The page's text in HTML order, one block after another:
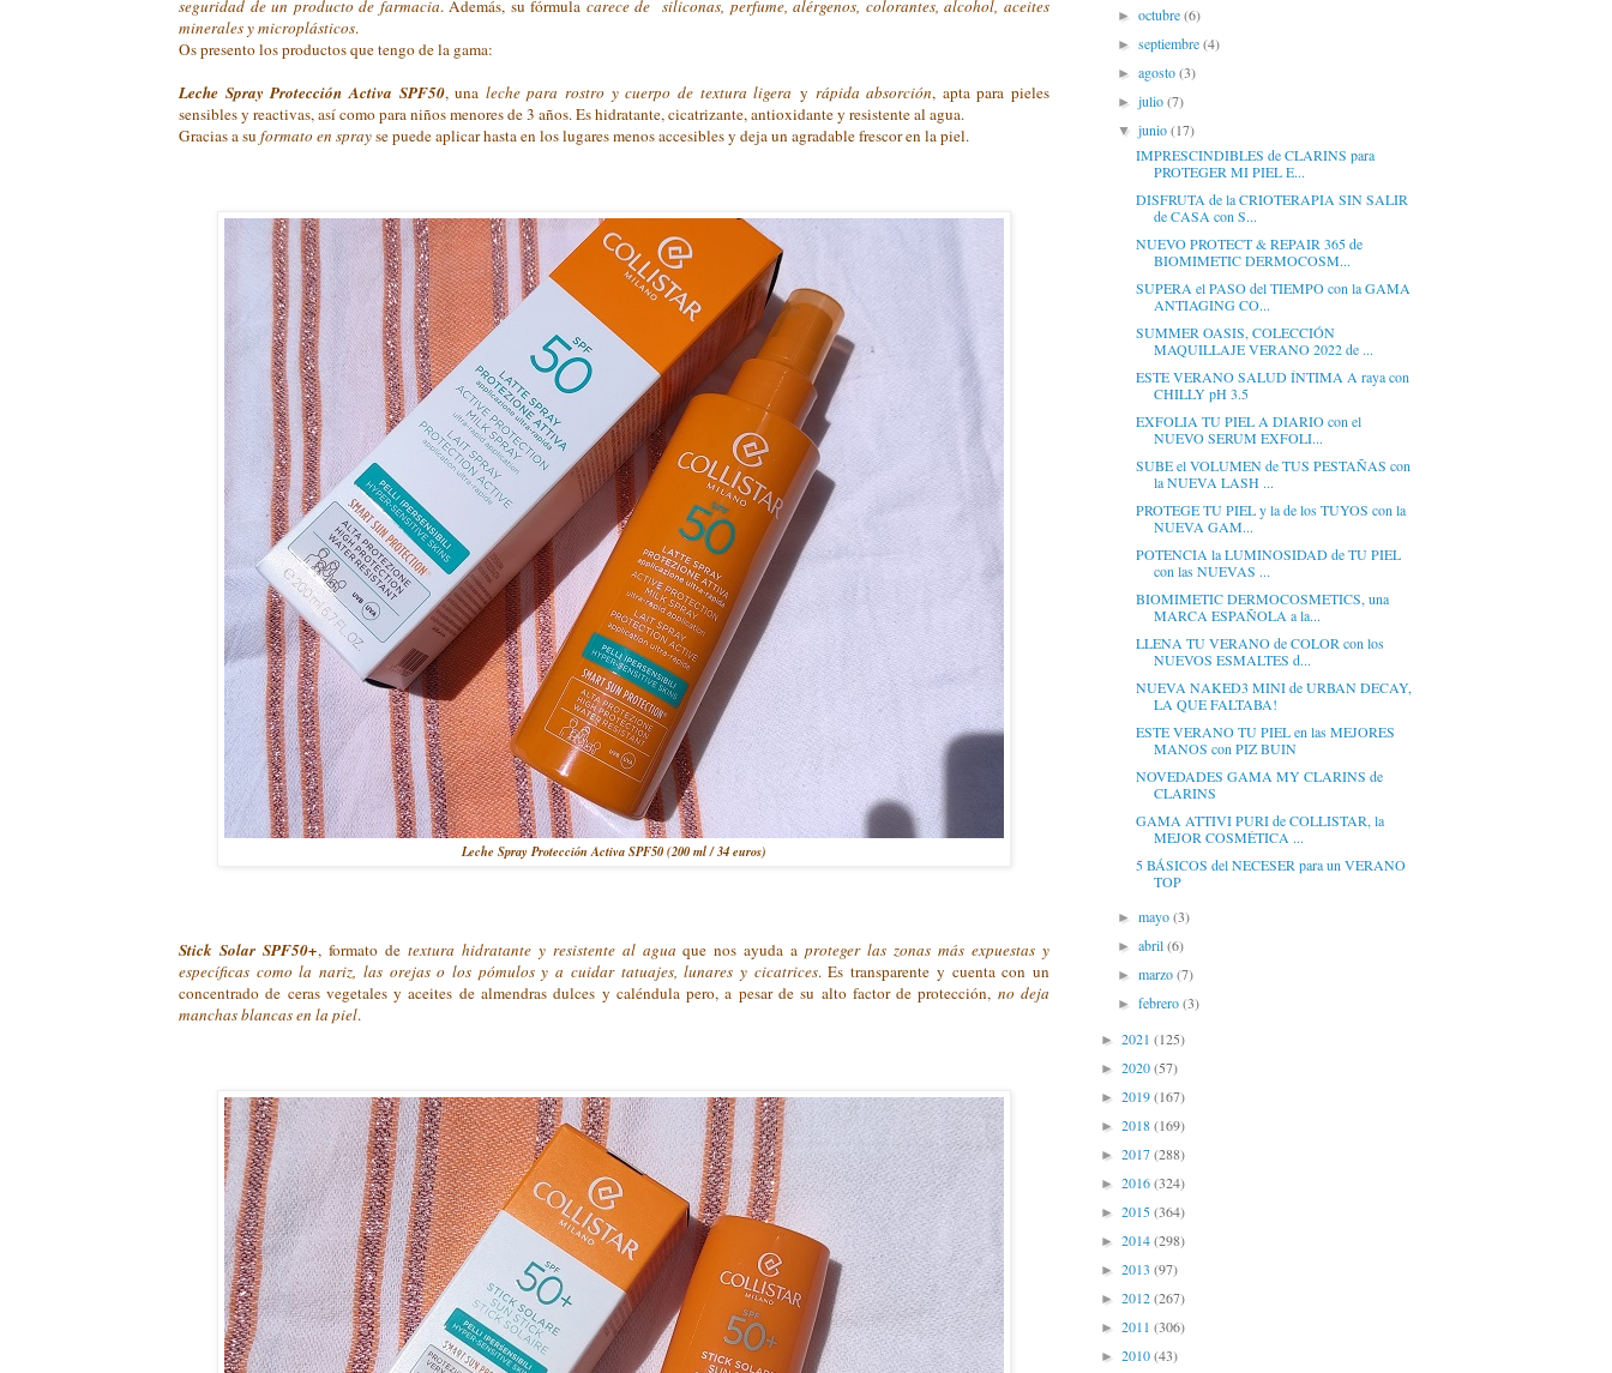
seguridad de un producto de farmacia. Además, su fórmula carece de siliconas, perfume, alérgenos, colorantes, alcohol, aceites
minerales y microplásticos.
Os presento los productos que tengo de la gama:
Leche Spray Protección Activa SPF50, una leche para rostro y cuerpo de textura ligera y rápida absorción, apta para pieles
sensibles y reactivas, así como para niños menores de 3 años. Es hidratante, cicatrizante, antioxidante y resistente al agua.
Gracias a su formato en sprayse puede aplicar hasta en los lugares menos accesibles y deja un agradable frescor en la piel.
Leche Spray Protección Activa SPF50 (200 ml / 34 euros)
Stick Solar SPF50+, formato de textura hidratante y resistente al agua que nos ayuda aproteger las zonas más expuestas y
específicas como la nariz, las orejas o los pómulos y a cuidar tatuajes, lunares y cicatrices. Es transparente y cuenta con un
concentrado de ceras vegetales y aceites de almendras dulces y caléndula pero, a pesar de su alto factor de protección, no deja
manchas blancas en la piel.
►octubre(6)
►septiembre(4)
►agosto(3)
►julio(7)
▼junio(17)
IMPRESCINDIBLES de CLARINS para
PROTEGER MI PIEL E...
DISFRUTA de la CRIOTERAPIA SIN SALIR
de CASA con S...
NUEVO PROTECT & REPAIR 365 de
BIOMIMETIC DERMOCOSM...
SUPERA el PASO del TIEMPO con la GAMA
ANTIAGING CO...
SUMMER OASIS, COLECCIÓN
MAQUILLAJE VERANO 2022 de ...
ESTE VERANO SALUD ÍNTIMA A raya con
CHILLY pH 3.5
EXFOLIA TU PIEL A DIARIO con el
NUEVO SERUM EXFOLI...
SUBE el VOLUMEN de TUS PESTAÑAS con
la NUEVA LASH ...
PROTEGE TU PIEL y la de los TUYOS con la
NUEVA GAM...
POTENCIA la LUMINOSIDAD de TU PIEL
con las NUEVAS ...
BIOMIMETIC DERMOCOSMETICS, una
MARCA ESPAÑOLA a la...
LLENA TU VERANO de COLOR con los
NUEVOS ESMALTES d...
NUEVA NAKED3 MINI de URBAN DECAY,
LA QUE FALTABA!
ESTE VERANO TU PIEL en las MEJORES
MANOS con PIZ BUIN
NOVEDADES GAMA MY CLARINS de
CLARINS
GAMA ATTIVI PURI de COLLISTAR, la
MEJOR COSMÉTICA ...
5 BÁSICOS del NECESER para un VERANO
TOP
►mayo(3)
►abril(6)
►marzo(7)
►febrero(3)
► 2021 (125)
► 2020(57)
► 2019(167)
► 2018(169)
► 2017(288)
► 2016(324)
► 2015(364)
► 2014(298)
► 2013 (97)
► 2012(267)
► 2011 (306)
► 2010(43)